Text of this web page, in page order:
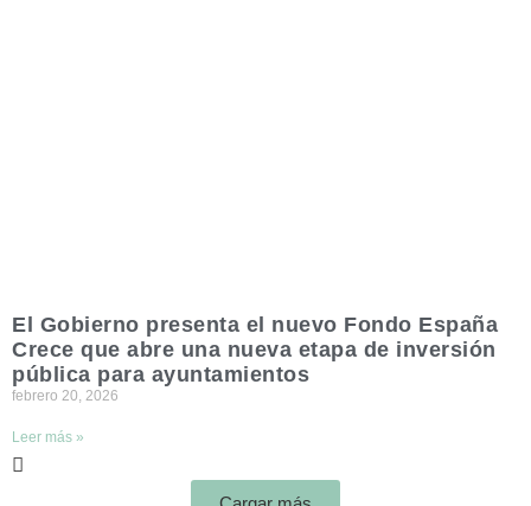
El Gobierno presenta el nuevo Fondo España
Crece que abre una nueva etapa de inversión
pública para ayuntamientos
febrero 20, 2026
Leer más »